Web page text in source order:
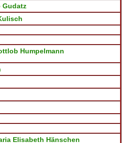
Gudatz
Humpelmann
Elisabeth Hänschen